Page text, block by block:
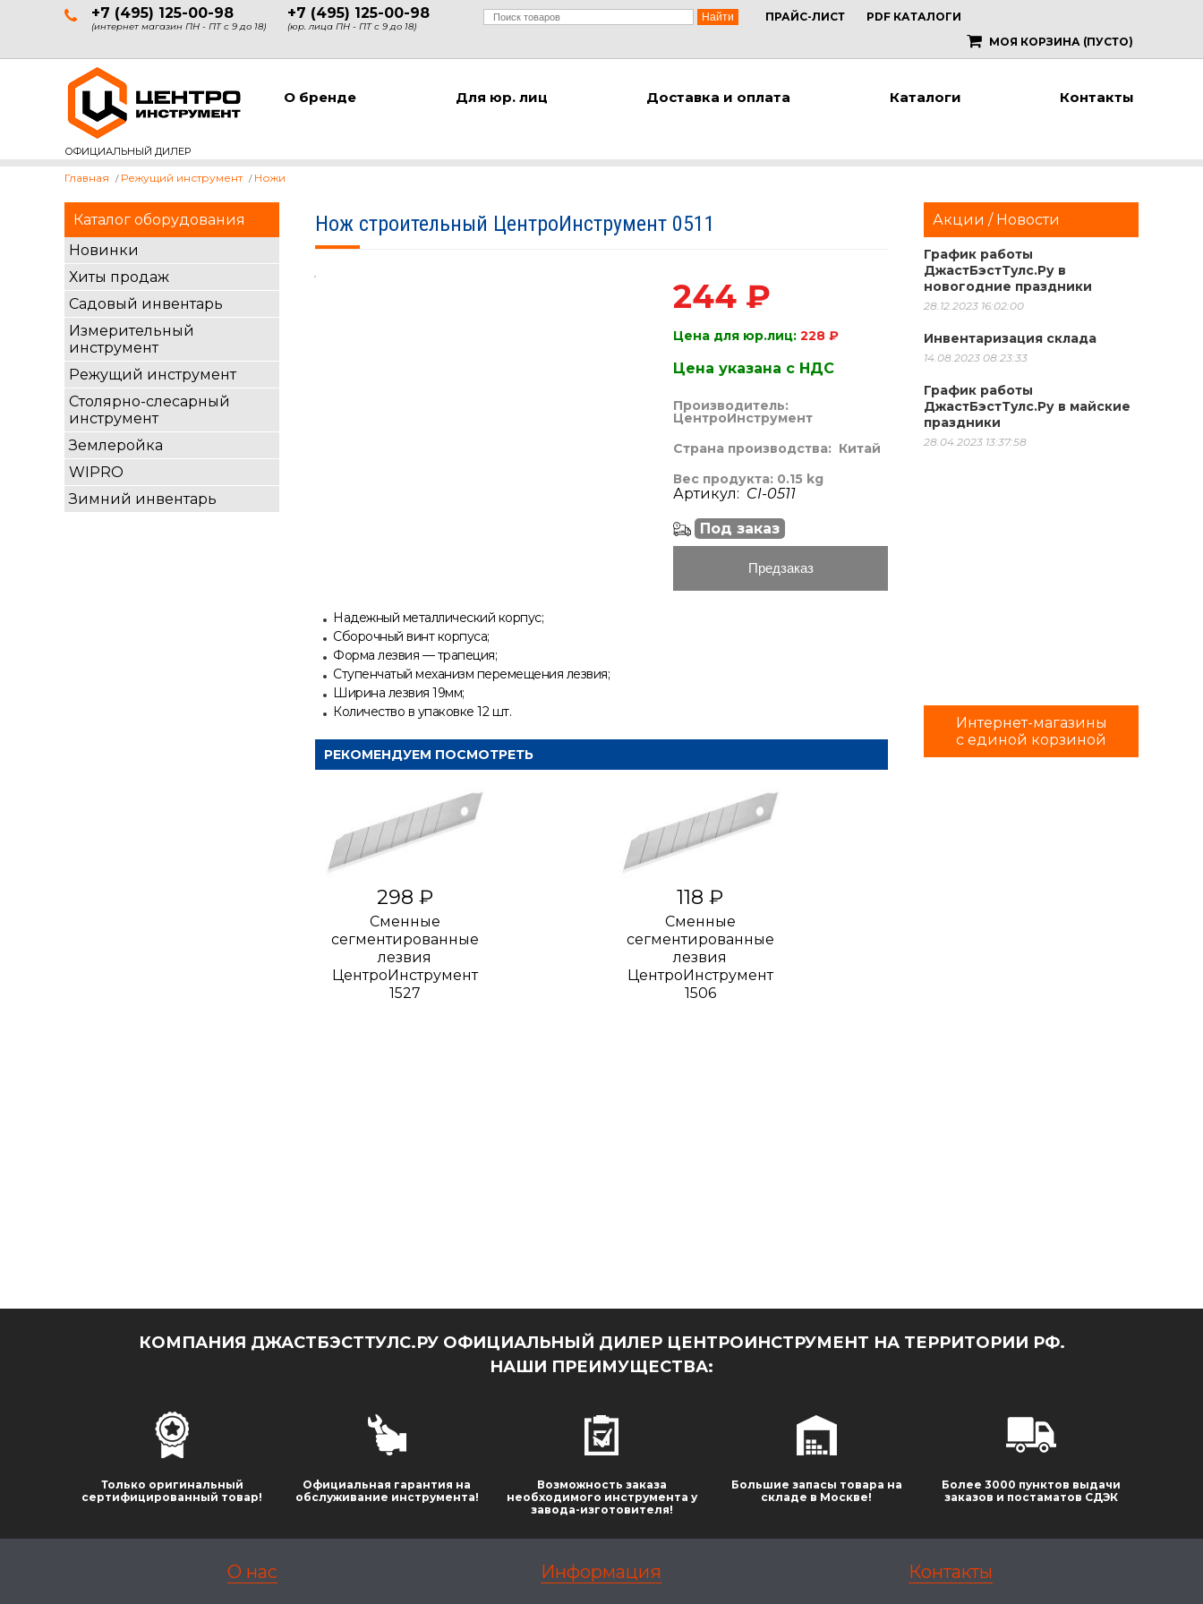
+7 (495) 125-00-98
(интернет магазин ПН - ПТ с 9 до 18)
+7 (495) 125-00-98
(юр. лица ПН - ПТ с 9 до 18)
ПРАЙС-ЛИСТ
PDF КАТАЛОГИ
МОЯ КОРЗИНА (ПУСТО)
ОФИЦИАЛЬНЫЙ ДИЛЕР
О бренде Для юр. лиц Доставка и оплата Каталоги Контакты
Каталог оборудования
Новинки
Хиты продаж
Садовый инвентарь
Измерительный
инструмент
Режущий инструмент
Столярно-слесарный
инструмент
Землеройка
WIPRO
Зимний инвентарь
Главная Режущий инструмент Ножи
Нож строительный ЦентроИнструмент 0511
244 ₽
Цена для юр.лиц: 228 ₽
Цена указана с НДС
Производитель:
ЦентроИнструмент
Страна производства: Китай
Вес продукта: 0.15 kg
Артикул: CI-0511
Под заказ
Предзаказ
Надежный металлический корпус;
Сборочный винт корпуса;
Форма лезвия — трапеция;
Ступенчатый механизм перемещения лезвия;
Ширина лезвия 19мм;
Количество в упаковке 12 шт.
РЕКОМЕНДУЕМ ПОСМОТРЕТЬ
298 ₽
Сменные
сегментированные
лезвия
ЦентроИнструмент
1527
118 ₽
Сменные
сегментированные
лезвия
ЦентроИнструмент
1506
Акции / Новости
График работы
ДжастБэстТулс.Ру в
новогодние праздники
28.12.2023 16:02:00
Инвентаризация склада
14.08.2023 08:23:33
График работы
ДжастБэстТулс.Ру в майские
праздники
28.04.2023 13:37:58
Интернет-магазины
с единой корзиной
КОМПАНИЯ ДЖАСТБЭСТТУЛС.РУ ОФИЦИАЛЬНЫЙ ДИЛЕР ЦЕНТРОИНСТРУМЕНТ НА ТЕРРИТОРИИ РФ.
НАШИ ПРЕИМУЩЕСТВА:
Только оригинальный
сертифицированный товар!
Официальная гарантия на
обслуживание инструмента!
Возможность заказа
необходимого инструмента у
завода-изготовителя!
Большие запасы товара на
складе в Москве!
Более 3000 пунктов выдачи
заказов и постаматов СДЭК
О нас Информация Контакты